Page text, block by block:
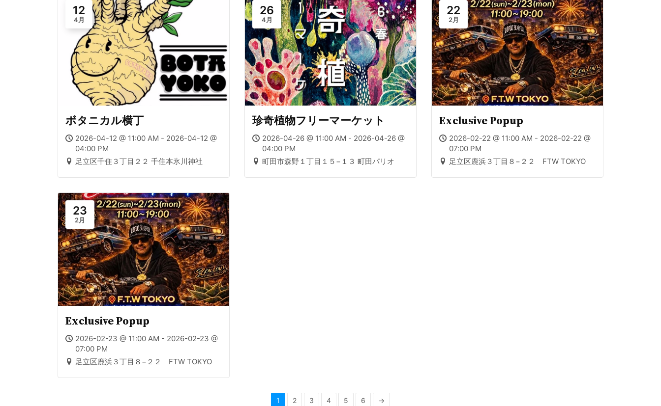
12
4月
ボタニカル横丁
2026-04-12 @ 11:00 AM - 2026-04-12 @
04:00 PM
足立区千住３丁目２２ 千住本氷川神社
26
4月
珍奇植物フリーマーケット
2026-04-26 @ 11:00 AM - 2026-04-26 @
04:00 PM
町田市森野１丁目１５−１３ 町田パリオ
22
2月
Exclusive Popup
2026-02-22 @ 11:00 AM - 2026-02-22 @
07:00 PM
足立区鹿浜３丁目８−２２ FTW TOKYO
23
2月
Exclusive Popup
2026-02-23 @ 11:00 AM - 2026-02-23 @
07:00 PM
足立区鹿浜３丁目８−２２ FTW TOKYO
1 2 3 4 5 6 →